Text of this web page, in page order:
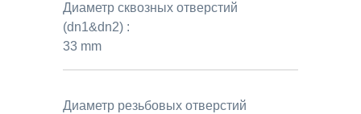
Диаметр сквозных отверстий
(dn1&dn2) :
33 mm
Диаметр резьбовых отверстий